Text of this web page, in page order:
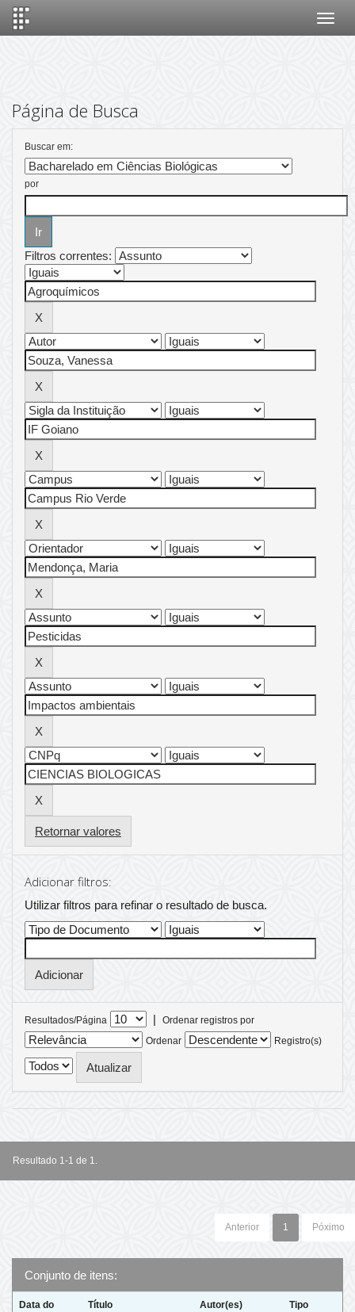
Página de Busca
Buscar em:
por
Filtros correntes:
Retornar valores
Adicionar filtros:
Utilizar filtros para refinar o resultado de busca.
Resultados/Página |
Ordenar registros por
Ordenar
Registro(s)
Resultado 1-1 de 1.
Anterior 1 Póximo
Conjunto de itens:
Data do
Título Autor(es) Tipo